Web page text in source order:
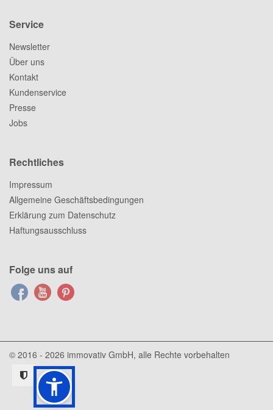
Service
Newsletter
Über uns
Kontakt
Kundenservice
Presse
Jobs
Rechtliches
Impressum
Allgemeine Geschäftsbedingungen
Erklärung zum Datenschutz
Haftungsausschluss
Folge uns auf
© 2016 - 2026 immovativ GmbH, alle Rechte vorbehalten